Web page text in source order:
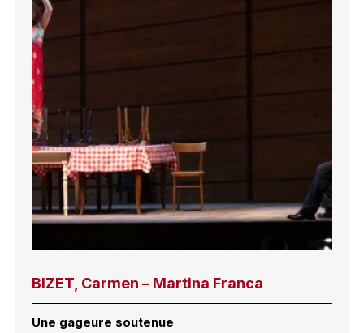
BIZET, Carmen – Martina Franca
Une gageure soutenue